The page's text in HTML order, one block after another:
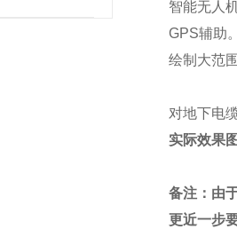
智能无人
GPS辅助
绘制大范
对地下电
实际效果
备注：由
更近一步